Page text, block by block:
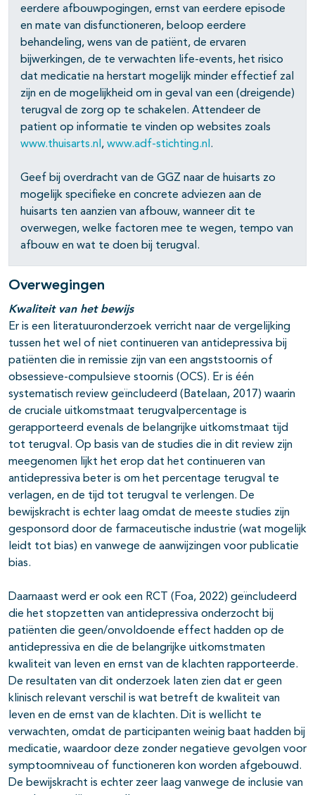
eerdere afbouwpogingen, ernst van eerdere episode
en mate van disfunctioneren, beloop eerdere
behandeling, wens van de patiënt, de ervaren
bijwerkingen, de te verwachten life-events, het risico
dat medicatie na herstart mogelijk minder effectief zal
zijn en de mogelijkheid om in geval van een (dreigende)
terugval de zorg op te schakelen. Attendeer de
patient op informatie te vinden op websites zoals
www.thuisarts.nl , www.adf-stichting.nl .
Geef bij overdracht van de GGZ naar de huisarts zo
mogelijk specifieke en concrete adviezen aan de
huisarts ten aanzien van afbouw, wanneer dit te
overwegen, welke factoren mee te wegen, tempo van
afbouw en wat te doen bij terugval.
Overwegingen
Kwaliteit van het bewijs
Er is een literatuuronderzoek verricht naar de vergelijking
tussen het wel of niet continueren van antidepressiva bij
patiënten die in remissie zijn van een angststoornis of
obsessieve-compulsieve stoornis (OCS). Er is één
systematisch review geïncludeerd (Batelaan, 2017) waarin
de cruciale uitkomstmaat terugvalpercentage is
gerapporteerd evenals de belangrijke uitkomstmaat tijd
tot terugval. Op basis van de studies die in dit review zijn
meegenomen lijkt het erop dat het continueren van
antidepressiva beter is om het percentage terugval te
verlagen, en de tijd tot terugval te verlengen. De
bewijskracht is echter laag omdat de meeste studies zijn
gesponsord door de farmaceutische industrie (wat mogelijk
leidt tot bias) en vanwege de aanwijzingen voor publicatie
bias.
Daarnaast werd er ook een RCT (Foa, 2022) geïncludeerd
die het stopzetten van antidepressiva onderzocht bij
patiënten die geen/onvoldoende effect hadden op de
antidepressiva en die de belangrijke uitkomstmaten
kwaliteit van leven en ernst van de klachten rapporteerde.
De resultaten van dit onderzoek laten zien dat er geen
klinisch relevant verschil is wat betreft de kwaliteit van
leven en de ernst van de klachten. Dit is wellicht te
verwachten, omdat de participanten weinig baat hadden bij
medicatie, waardoor deze zonder negatieve gevolgen voor
symptoomniveau of functioneren kon worden afgebouwd.
De bewijskracht is echter zeer laag vanwege de inclusie van